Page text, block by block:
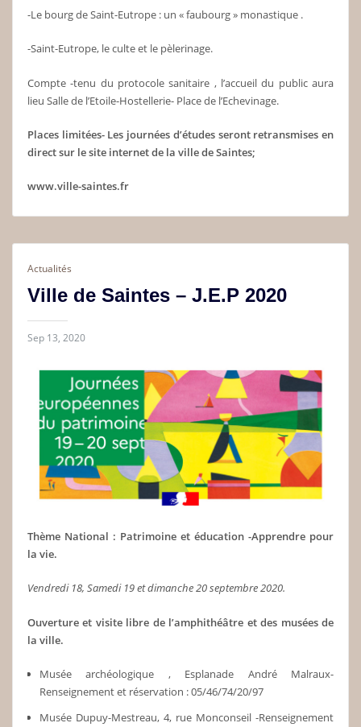
-Le bourg de Saint-Eutrope : un « faubourg » monastique .
-Saint-Eutrope, le culte et le pèlerinage.
Compte -tenu du protocole sanitaire , l’accueil du public aura
lieu Salle de l’Etoile-Hostellerie- Place de l’Echevinage.
Places limitées- Les journées d’études seront retransmises en
direct sur le site internet de la ville de Saintes;
www.ville-saintes.fr
Actualités
Ville de Saintes – J.E.P 2020
Sep 13, 2020
Thème National : Patrimoine et éducation -Apprendre pour
la vie.
Vendredi 18, Samedi 19 et dimanche 20 septembre 2020.
Ouverture et visite libre de l’amphithéâtre et des musées de
la ville.
Musée archéologique , Esplanade André Malraux-
Renseignement et réservation : 05/46/74/20/97
Musée Dupuy-Mestreau, 4, rue Monconseil -Renseignement